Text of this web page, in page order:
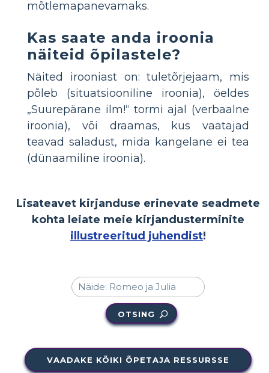
mõtlemapanevamaks.
Kas saate anda iroonia
näiteid õpilastele?
Näited irooniast on: tuletõrjejaam, mis
põleb (situatsiooniline iroonia), öeldes
„Suurepärane ilm!“ tormi ajal (verbaalne
iroonia), või draamas, kus vaatajad
teavad saladust, mida kangelane ei tea
(dünaamiline iroonia).
Lisateavet kirjanduse erinevate seadmete
kohta leiate meie kirjandusterminite
illustreeritud juhendist!
OTSING
VAADAKE KÕIKI ÕPETAJA RESSURSSE